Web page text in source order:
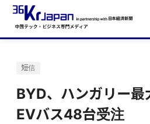
短信
BYD、ハンガリー最
EVバス48台受注